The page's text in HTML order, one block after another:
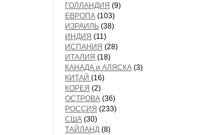
ГОЛЛАНДИЯ (9)
ЕВРОПА (103)
ИЗРАИЛЬ (38)
ИНДИЯ (11)
ИСПАНИЯ (28)
ИТАЛИЯ (18)
КАНАДА и АЛЯСКА (3)
КИТАЙ (16)
КОРЕЯ (2)
ОСТРОВА (36)
РОССИЯ (233)
США (30)
ТАЙЛАНД (8)